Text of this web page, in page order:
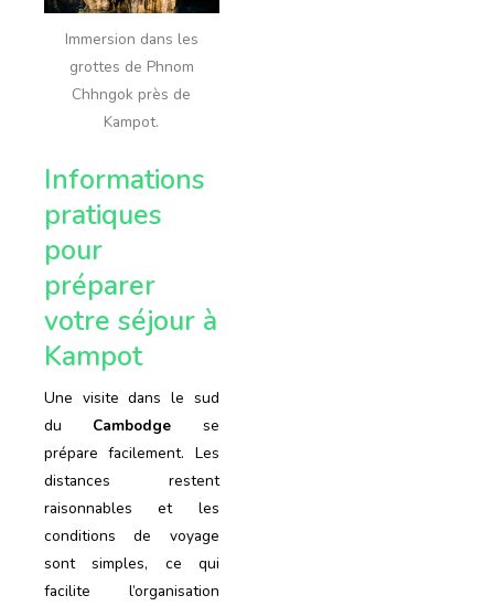
Immersion dans les
grottes de Phnom
Chhngok près de
Kampot.
Informations
pratiques
pour
préparer
votre séjour à
Kampot
Une visite dans le sud
du Cambodge se
prépare facilement. Les
distances restent
raisonnables et les
conditions de voyage
sont simples, ce qui
facilite l’organisation